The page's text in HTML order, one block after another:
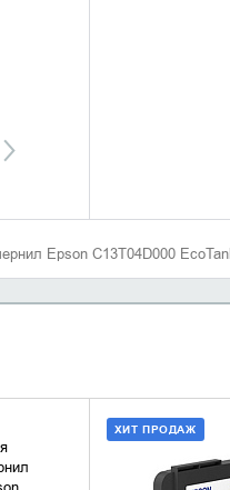
Epson C13T04D000
ХИТ ПРОДАЖ
ДОБАВИТЬ